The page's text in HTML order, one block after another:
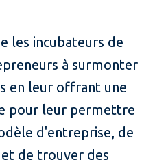
les incubateurs de
à surmonter
en leur offrant une
pour leur permettre
d'entreprise, de
de trouver des